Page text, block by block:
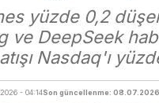
yüzde 0,2
ve DeepSeek
Nasdaq'ı
- 04:14Son güncellenme: